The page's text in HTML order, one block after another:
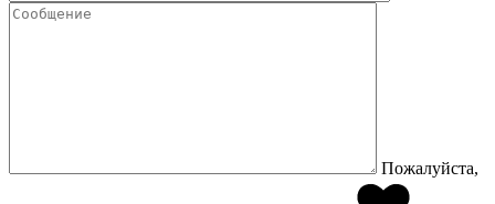
Пожалуйста,